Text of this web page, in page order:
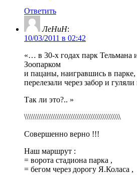
Ответить
ЛеНиН:
10/03/2011 в 02:42
«… в 30-х годах парк Тельмана
Зоопарком
и пацаны, наигравшись в парке,
перелезали через забор и
Так ли это?.. »
\\\\\\\\\\\\\\\\\\\\\\\\\\\\\\\\\\\\\\\\\\\\\\\\
Совершенно верно !!!
Наш маршрут :
= ворота стадиона парка ,
= бегом через дорогу Я.Коласа ,